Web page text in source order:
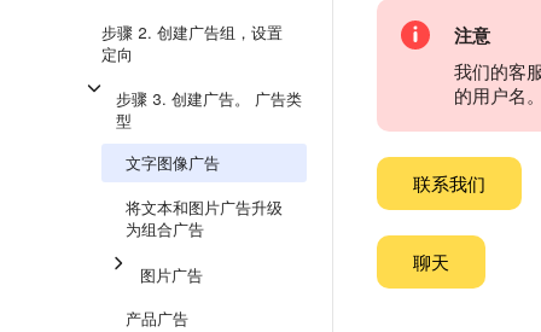
步骤 2. 创建广告组，设置
定向
步骤 3. 创建广告。 广告类
型
文字图像广告
将文本和图片广告升级
为组合广告
图片广告
产品广告
注意
我们的客
的用户名
联系我们
聊天